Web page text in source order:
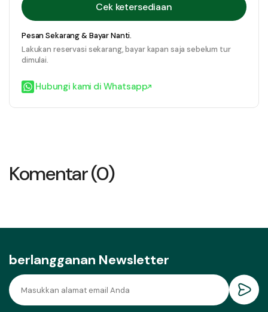
Cek ketersediaan
Pesan Sekarang & Bayar Nanti.
Lakukan reservasi sekarang, bayar kapan saja sebelum tur
dimulai.
Hubungi kami di Whatsapp
Komentar (0)
berlangganan Newsletter